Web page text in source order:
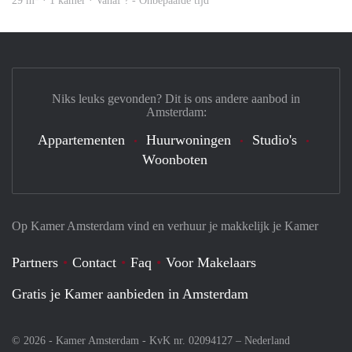
Op Kamer Amsterdam vind en verhuur je makkelijk je Kamer
Partners Contact Faq
Voor Makelaars
Gratis je Kamer aanbieden in Amsterdam
© 2026 - Kamer Amsterdam - KvK nr. 02094127 – Nederland
Niks leuks gevonden? Dit is ons andere aanbod in
Amsterdam:
Appartementen Huurwoningen
Studio's
Woonboten